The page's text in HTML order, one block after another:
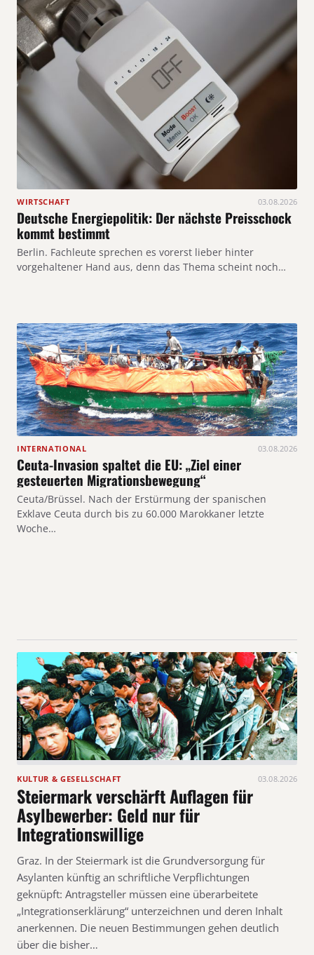
WIRTSCHAFT 03.08.2026
Deutsche Energiepolitik: Der nächste Preisschock
kommt bestimmt
Berlin. Fachleute sprechen es vorerst lieber hinter
vorgehaltener Hand aus, denn das Thema scheint noch…
INTERNATIONAL 03.08.2026
Ceuta-Invasion spaltet die EU: „Ziel einer
gesteuerten Migrationsbewegung“
Ceuta/Brüssel. Nach der Erstürmung der spanischen
Exklave Ceuta durch bis zu 60.000 Marokkaner letzte
Woche…
KULTUR & GESELLSCHAFT 03.08.2026
Steiermark verschärft Auflagen für
Asylbewerber: Geld nur für
Integrationswillige
Graz. In der Steiermark ist die Grundversorgung für
Asylanten künftig an schriftliche Verpflichtungen
geknüpft: Antragsteller müssen eine überarbeitete
„Integrationserklärung“ unterzeichnen und deren Inhalt
anerkennen. Die neuen Bestimmungen gehen deutlich
über die bisher…